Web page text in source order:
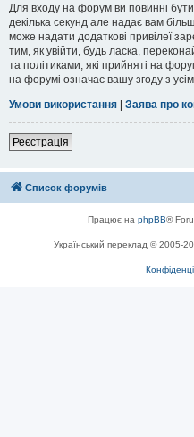
Для входу на форум ви повинні
декілька секунд але надає вам
може надати додаткові привілеї
тим, як увійти, будь ласка,
та політиками, які прийняті на
на форумі означає вашу згоду з
Умови використання | Заява про
Реєстрація
Список форумів
Працює на phpBB®
Український переклад © 2005-